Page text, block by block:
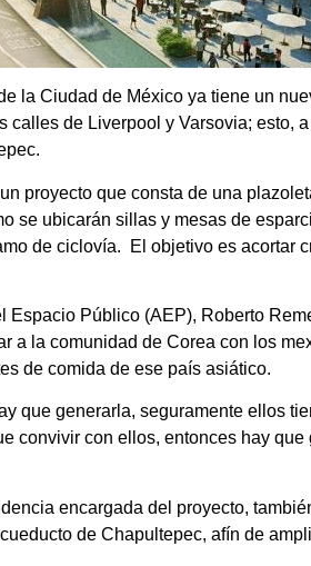
la Ciudad de México ya tiene un
calles de Liverpool y Varsovia; esto,
proyecto que consta de una
se ubicarán sillas y mesas de
de ciclovía. El objetivo es acortar
Espacio Público (AEP), Roberto
a la comunidad de Corea con los
de comida de ese país asiático.
que generarla, seguramente ellos
convivir con ellos, entonces hay
encargada del proyecto,
de Chapultepec, afín de